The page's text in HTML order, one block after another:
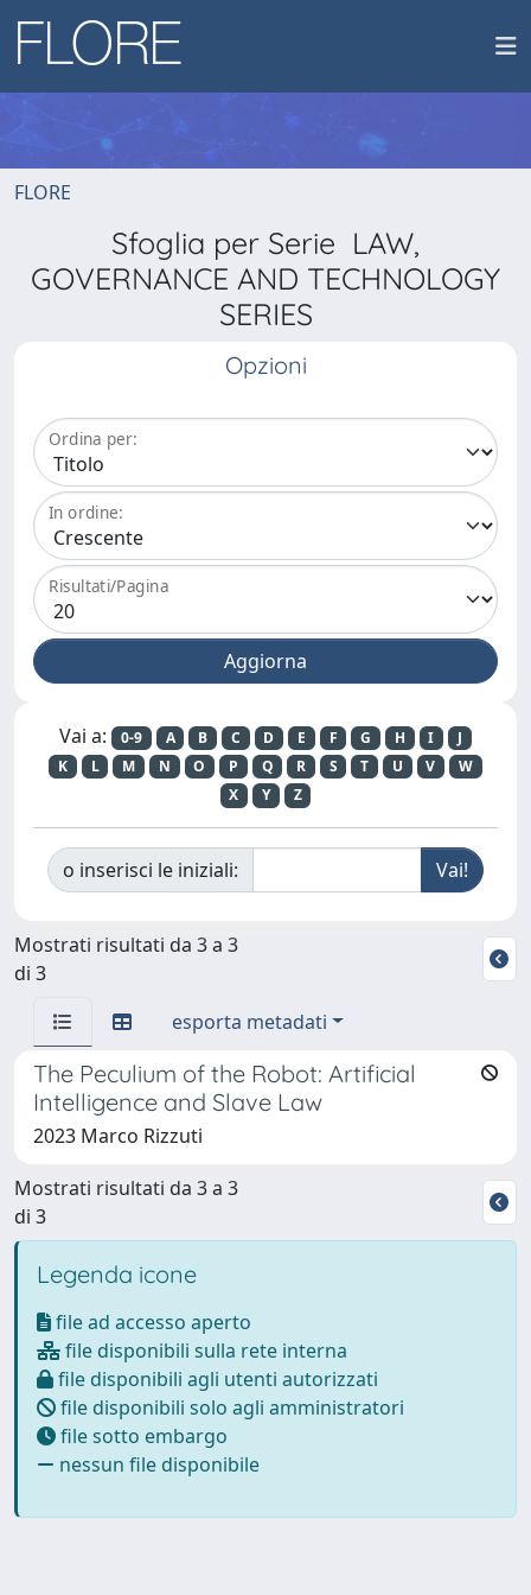
FLORE
Sfoglia per Serie LAW,
GOVERNANCE AND TECHNOLOGY
SERIES
Opzioni
Ordina per:
In ordine:
Risultati/Pagina
Vai a: 0-9 A B C D E F G H I
J
K
L M N O P Q R S T U V
W
X
Y Z
o inserisci le iniziali:
Mostrati risultati da 3 a 3
di 3
esporta metadati
The Peculium of the Robot: Artificial
Intelligence and Slave Law
2023 Marco Rizzuti
Mostrati risultati da 3 a 3
di 3
Legenda icone
file ad accesso aperto
file disponibili sulla rete interna
file disponibili agli utenti autorizzati
file disponibili solo agli amministratori
file sotto embargo
nessun file disponibile